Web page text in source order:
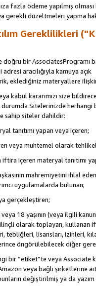
fazla ödeme yapılmış
düzeltmeleri yapma
Gereklilikleri
bir AssociatesProgramı
aracılığıyla kamuya
eklediğiniz materyallere
kabul kararımızı size
Sitelerinizde herhangi
sahip siteler dahildir:
tanıtımı yapan veya içeren;
veya muhtemel olarak
iftira içeren materyal tanıtımı
mahremiyetini ihlal
uygulamalarda bulunan;
gerçekleştiren;
18 yaşının (veya ilgili
olarak toplayan, kullanan
lisansları, izinleri,
öngörülebilecek diğer
bir “etiket”te veya
veya bağlı şirketlerine
değiştirilmiş ya da